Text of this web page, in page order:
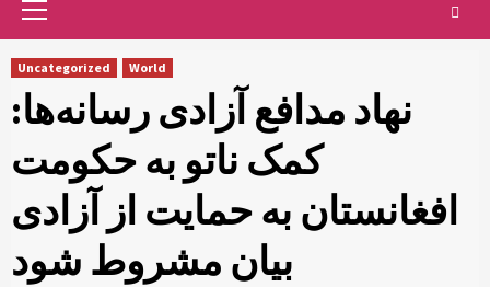
Uncategorized World
نهاد مدافع آزادی رسانه‌ها:
کمک ناتو به حکومت
افغانستان به حمایت از آزادی
بیان مشروط شود